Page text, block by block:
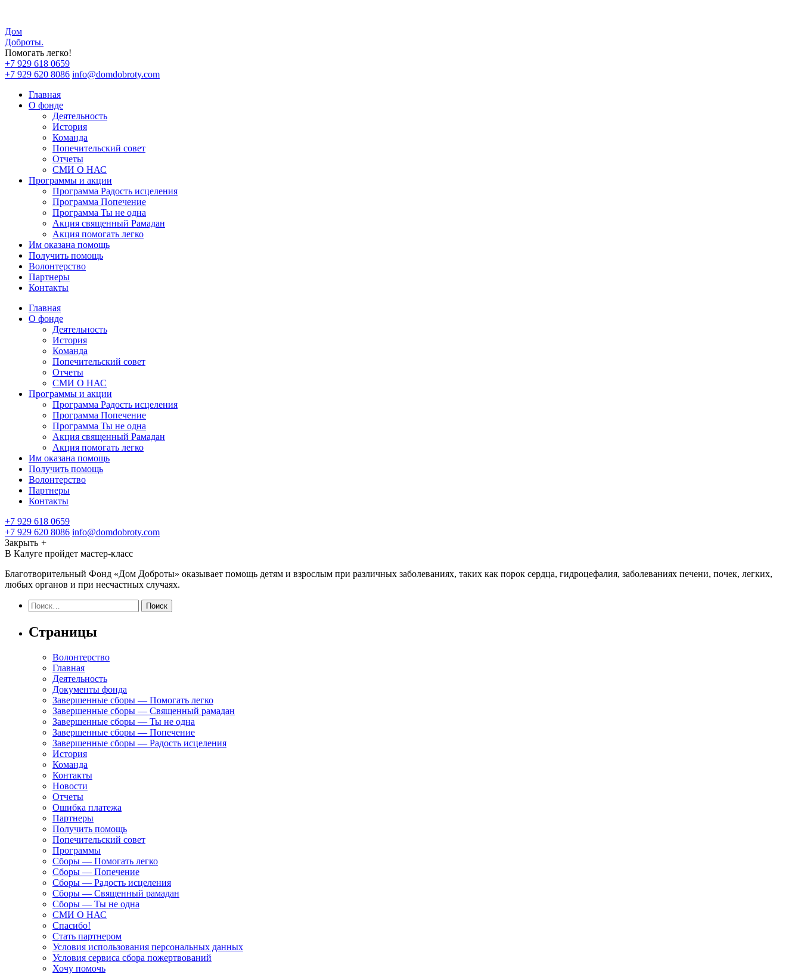
Дом
Доброты.
Помогать легко!
+7 929 618 0659
+7 929 620 8086 info@domdobroty.com
Главная
О фонде
Деятельность
История
Команда
Попечительский совет
Отчеты
СМИ О НАС
Программы и акции
Программа Радость исцеления
Программа Попечение
Программа Ты не одна
Акция священный Рамадан
Акция помогать легко
Им оказана помощь
Получить помощь
Волонтерство
Партнеры
Контакты
Главная
О фонде
Деятельность
История
Команда
Попечительский совет
Отчеты
СМИ О НАС
Программы и акции
Программа Радость исцеления
Программа Попечение
Программа Ты не одна
Акция священный Рамадан
Акция помогать легко
Им оказана помощь
Получить помощь
Волонтерство
Партнеры
Контакты
+7 929 618 0659
+7 929 620 8086 info@domdobroty.com
Закрыть +
В Калуге пройдет мастер-класс
Благотворительный Фонд «Дом Доброты» оказывает помощь детям и взрослым при различных заболеваниях, таких как порок сердца, гидроцефалия, заболеваниях печени, почек, легких,
любых органов и при несчастных случаях.
Найти:
Страницы
Волонтерство
Главная
Деятельность
Документы фонда
Завершенные сборы — Помогать легко
Завершенные сборы — Священный рамадан
Завершенные сборы — Ты не одна
Завершенные сборы — Попечение
Завершенные сборы — Радость исцеления
История
Команда
Контакты
Новости
Отчеты
Ошибка платежа
Партнеры
Получить помощь
Попечительский совет
Программы
Сборы — Помогать легко
Сборы — Попечение
Сборы — Радость исцеления
Сборы — Священный рамадан
Сборы — Ты не одна
СМИ О НАС
Спасибо!
Стать партнером
Условия использования персональных данных
Условия сервиса сбора пожертвований
Хочу помочь